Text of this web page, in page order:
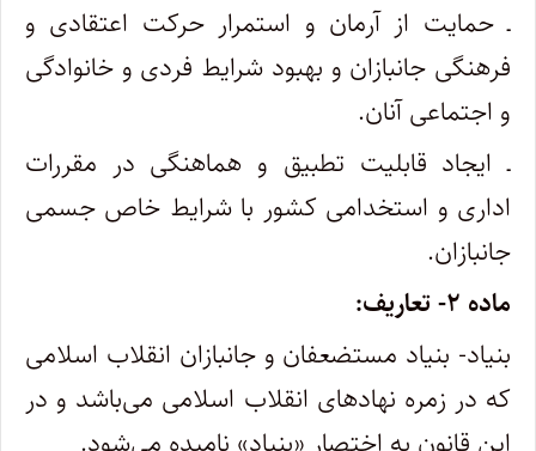
ـ حمایت از آرمان و استمرار حرکت اعتقادی و
فرهنگی جانبازان و بهبود شرایط فردی و خانوادگی
و اجتماعی آنان.
ـ ایجاد قابلیت تطبیق و هماهنگی در مقررات
اداری و استخدامی کشور با شرایط خاص جسمی
جانبازان.
ماده ۲- تعاریف:
بنیاد- بنیاد مستضعفان و جانبازان انقلاب اسلامی
که در زمره نهادهای انقلاب اسلامی می‌باشد و در